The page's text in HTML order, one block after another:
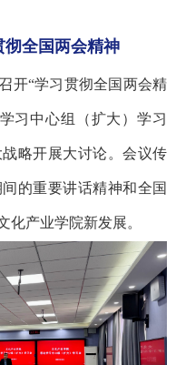
全国两会精神
开“学习贯彻全国两会精
习中心组（扩大）学习
略开展大讨论。会议传
的重要讲话精神和全国
化产业学院新发展。